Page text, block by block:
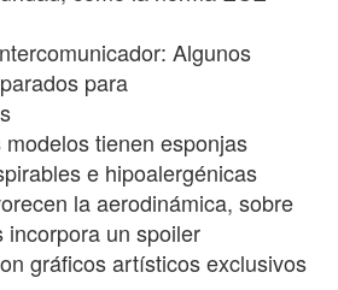
Algunos
para
tienen esponjas
e hipoalergénicas
la aerodinámica, sobre
un spoiler
gráficos artísticos exclusivos